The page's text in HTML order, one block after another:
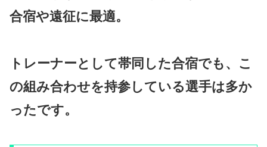
合宿や遠征に最適。
トレーナーとして帯同した合宿でも、こ
の組み合わせを持参している選手は多か
ったです。